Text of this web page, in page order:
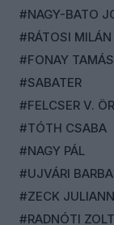
#NAGY-BATO
#RÁTOSI MILÁN
#FONAY TAMÁS
#SABATER
#FELCSER V.
#TÓTH CSABA
#NAGY PÁL
#UJVÁRI
#ZECK
#RADNÓTI